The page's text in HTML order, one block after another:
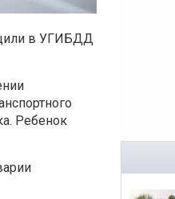
в УГИБДД
Ребенок